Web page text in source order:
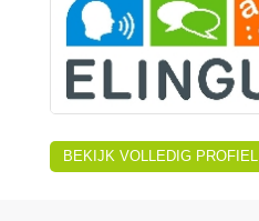
BEKIJK VOLLEDIG PROFIEL